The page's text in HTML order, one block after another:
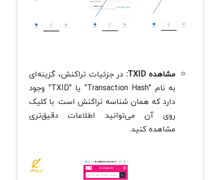
مشاهده TXID:
در جزئیات تراکنش، گزینه‌ای
به نام "Transaction Hash" یا "TXID" وجود
دارد که همان شناسه تراکنش است. با کلیک
روی آن می‌توانید اطلاعات دقیق‌تری
مشاهده کنید.